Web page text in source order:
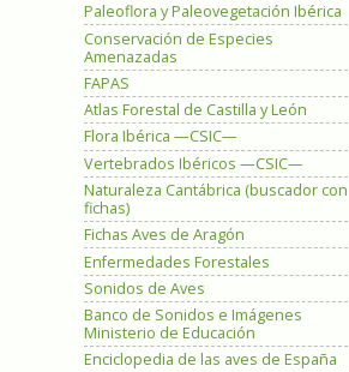
Paleoflora y Paleovegetación Ibérica
Conservación de Especies
Amenazadas
FAPAS
Atlas Forestal de Castilla y León
Flora Ibérica —CSIC—
Vertebrados Ibéricos —CSIC—
Naturaleza Cantábrica (buscador con
fichas)
Fichas Aves de Aragón
Enfermedades Forestales
Sonidos de Aves
Banco de Sonidos e Imágenes
Ministerio de Educación
Enciclopedia de las aves de España